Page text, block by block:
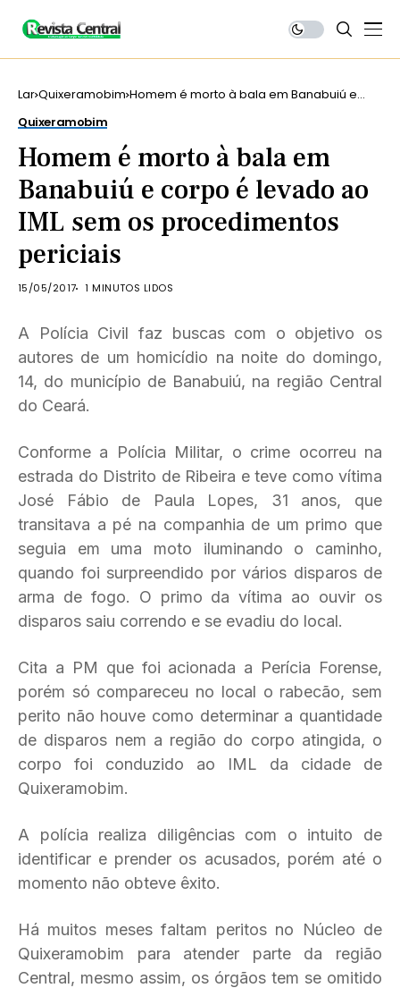
Lar Quixeramobim Homem é morto à bala em Banabuiú e
Quixeramobim
Homem é morto à bala em
Banabuiú e corpo é levado ao
IML sem os procedimentos
periciais
15/05/2017 1 MINUTOS LIDOS
A Polícia Civil faz buscas com o objetivo os
autores de um homicídio na noite do domingo,
14, do município de Banabuiú, na região Central
do Ceará.
Conforme a Polícia Militar, o crime ocorreu na
estrada do Distrito de Ribeira e teve como vítima
José Fábio de Paula Lopes, 31 anos, que
transitava a pé na companhia de um primo que
seguia em uma moto iluminando o caminho,
quando foi surpreendido por vários disparos de
arma de fogo. O primo da vítima ao ouvir os
disparos saiu correndo e se evadiu do local.
Cita a PM que foi acionada a Perícia Forense,
porém só compareceu no local o rabecão, sem
perito não houve como determinar a quantidade
de disparos nem a região do corpo atingida, o
corpo foi conduzido ao IML da cidade de
Quixeramobim.
A polícia realiza diligências com o intuito de
identificar e prender os acusados, porém até o
momento não obteve êxito.
Há muitos meses faltam peritos no Núcleo de
Quixeramobim para atender parte da região
Central, mesmo assim, os órgãos tem se omitido